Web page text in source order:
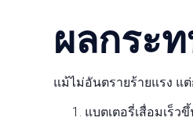
ผลกระ
แม้ไม่อันตรายร้ายแรง แ
แบตเตอรี่เสื่อมเร็ว